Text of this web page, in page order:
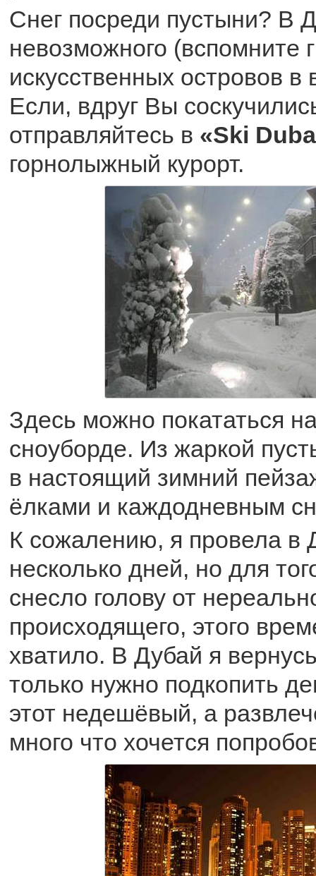
Снег посреди пустыни? В
невозможного (вспомните
искусственных островов
Если, вдруг Вы
отправляйтесь в «Ski
горнолыжный курорт.
Здесь можно покататься
сноуборде. Из жаркой
в настоящий зимний
ёлками и каждодневным
К сожалению, я провела в
несколько дней, но для
снесло голову от
происходящего, этого
хватило. В Дубай я
только нужно подкопить
этот недешёвый, а
много что хочется